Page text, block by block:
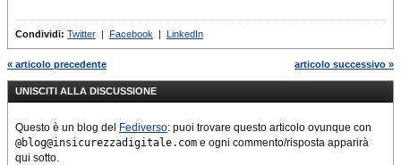
Condividi: Twitter | Facebook | LinkedIn
« articolo precedente articolo successivo »
UNISCITI ALLA DISCUSSIONE
Questo è un blog del Fediverso: puoi trovare questo articolo ovunque con
@blog@insicurezzadigitale.com e ogni commento/risposta apparirà
qui sotto.